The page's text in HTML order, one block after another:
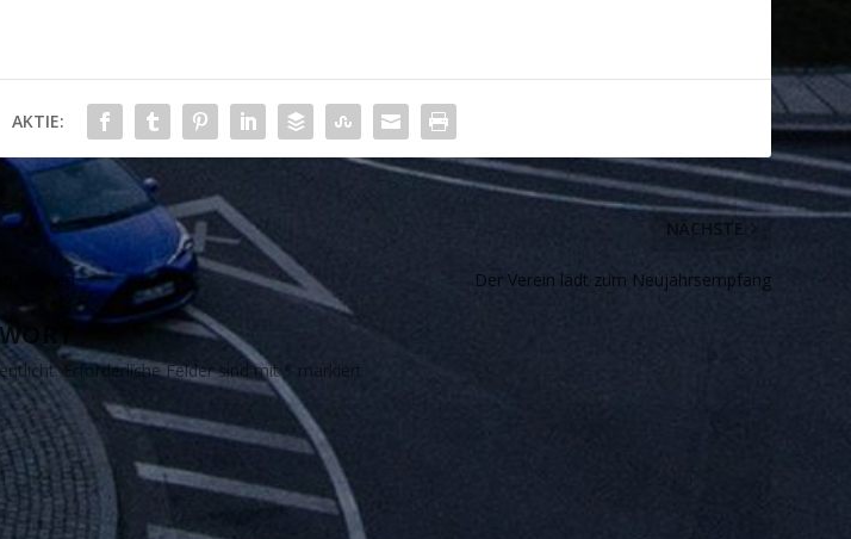
AKTIE:
können
NÄCHSTE
Der Verein lädt zum Neujahrsempfang
Erforderliche Felder sind mit* markiert